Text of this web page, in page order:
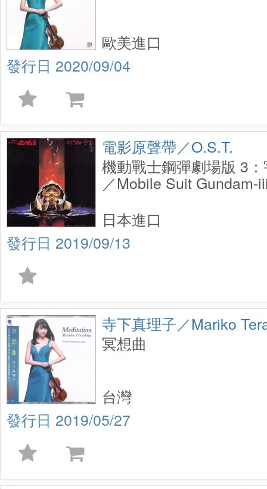
2020/09/04
歐美進口
電影原聲帶／O.S.T.
機動戰士鋼彈劇場版 3
／Mobile Suit Gundam-
2019/09/13
日本進口
寺下真理子／Mariko
冥想曲
2019/05/27
台灣